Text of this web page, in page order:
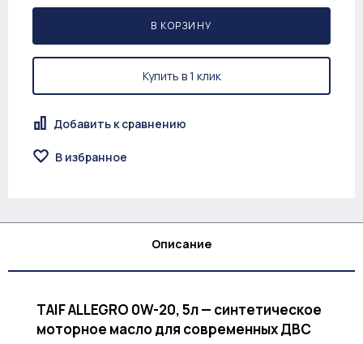
В КОРЗИНУ
Купить в 1 клик
Добавить к сравнению
В избранное
Описание
TAIF ALLEGRO 0W-20, 5л — синтетическое
моторное масло для современных ДВС